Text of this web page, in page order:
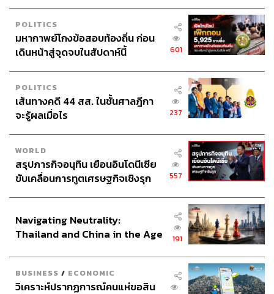
ตัดสิทธิ์มาแล้วจากการถูกยุบพรรคและคดีซุกหุ้น
เฉพาะคดีรับจำนำข้าวเรื่องเดียว ‘คณะกรรมการพิจารณา
ความรับผิดทางแพ่ง’ ได้เคาะตัวเลขให้ยิ่งลักษณ์ชดใช้เงิน
จำนวนถึง 35,717 ล้านบาท
แถมยังโดนคดีอาญา ซึ่งศาลฎีกาแผนกคดีอาญาของผู้
ดำรงตำแหน่งทางการเมือง นัดฟังคำพิพากษาในวันที่ 25
POLITICS
มหากาพย์โกงข้อสอบท้องถิ่น ก่อน
เดินหน้าสู่จุดจบในสัปดาห์นี้
601
POLITICS
เส้นทางคดี 44 สส. ในชั้นศาลฎีกา
จะรู้ผลเมื่อไร
237
WORLD
สรุปภารกิจอนุทิน เยือนอินโดนีเซีย
ขับเคลื่อนการทูตเศรษฐกิจเชิงรุก
557
Navigating Neutrality:
Thailand and China in the Age
191
BUSINESS / ECONOMIC
วิเคราะห์ปรากฏการณ์คนแห่ขอสิน